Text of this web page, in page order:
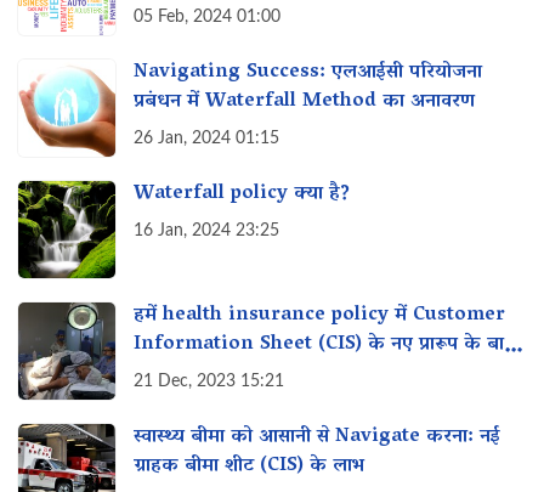
05 Feb, 2024 01:00
Navigating Success: एलआईसी परियोजना
प्रबंधन में Waterfall Method का अनावरण
26 Jan, 2024 01:15
Waterfall policy क्या है?
16 Jan, 2024 23:25
हमें health insurance policy में Customer
Information Sheet (CIS) के नए प्रारूप के बारे
में क्या पता होना चाहिए?
21 Dec, 2023 15:21
स्वास्थ्य बीमा को आसानी से Navigate करना: नई
ग्राहक बीमा शीट (CIS) के लाभ